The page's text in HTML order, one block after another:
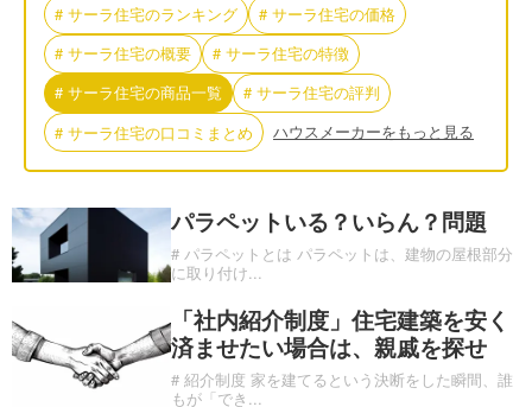
# サーラ住宅のランキング # サーラ住宅の価格
# サーラ住宅の概要 # サーラ住宅の特徴
# サーラ住宅の商品一覧 # サーラ住宅の評判
# サーラ住宅の口コミまとめ ハウスメーカーをもっと見る
パラペットいる？いらん？問題
# パラペットとは パラペットは、建物の屋根部分
に取り付け...
「社内紹介制度」住宅建築を安く
済ませたい場合は、親戚を探せ
# 紹介制度 家を建てるという決断をした瞬間、誰
もが「でき ...